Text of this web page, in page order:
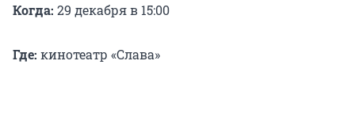
Когда: 29 декабря в 15:00
Где: кинотеатр «Слава»